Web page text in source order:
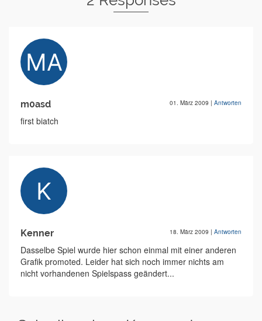
m0asd 01. März 2009 | Antworten
first biatch
Kenner 18. März 2009 | Antworten
Dasselbe Spiel wurde hier schon einmal mit einer anderen
Grafik promoted. Leider hat sich noch immer nichts am
nicht vorhandenen Spielspass geändert...